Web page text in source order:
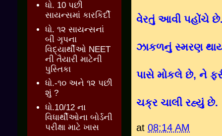
વેરતું આવી પહોંચે છે.
ઝાકળનું સ્મરણ
પાસે મોકલે છે, ને
ચક્ર ચાલી રહ્યું છે.
at 08:14 AM
ધો. 10 પછી
સાયન્સમાં કારકિર્દી
ધો. ૧૨ સાયન્સનાં
બી ગૃપના
વિદ્યાર્થીઓ NEET
ની તૈયારી માટેની
પુસ્તિકા
ધો.-૧૦ અને ૧૨ પછી
શું ?
ધો.10/12 ના
વિધાર્થીઓના બોર્ડની
પરીક્ષા માટે ખાસ